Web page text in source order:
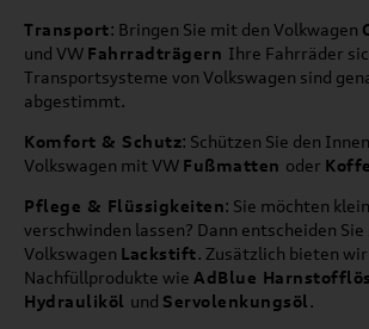
Transport: Bringen Sie mit den Volkwagen
und VW Fahrradträgern Ihre Fahrräder
Transportsysteme von Volkswagen sind
abgestimmt.
Komfort & Schutz: Schützen Sie den
Volkswagen mit VW Fußmatten oder
Pflege & Flüssigkeiten: Sie möchten
verschwinden lassen? Dann entscheiden
Volkswagen Lackstift. Zusätzlich bieten
Nachfüllprodukte wie AdBlue
Hydrauliköl und Servolenkungsöl.